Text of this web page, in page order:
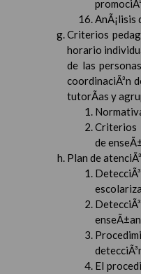
AnÃ¡lisis
Criterios
horario
de las
coordinaciÃ³n
tutorÃ­as y
Criterios
de
Plan de
El